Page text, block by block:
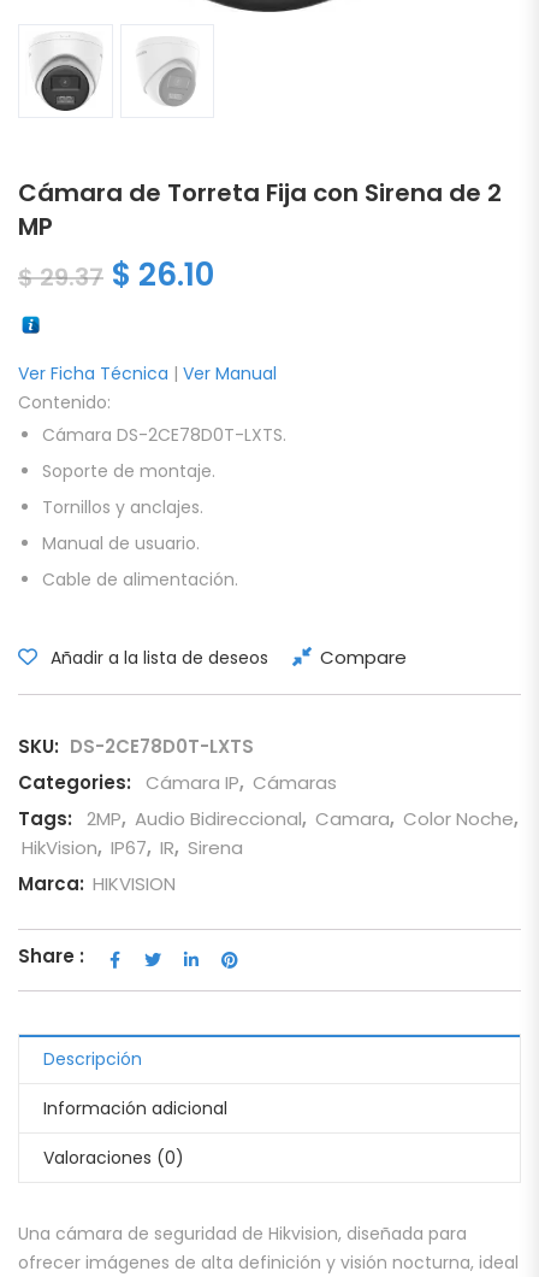
Cámara de Torreta Fija con Sirena de 2
MP
$29.37 El precio original era: $
$ 26.10
Ver Ficha Técnica | Ver Manual
Contenido:
Cámara DS-2CE78D0T-LXTS.
Soporte de montaje.
Tornillos y anclajes.
Manual de usuario.
Cable de alimentación.
Añadir a la lista de deseos Compare
SKU: DS-2CE78D0T-LXTS
Categories:
Cámara IP, Cámaras
Tags:
2MP, Audio Bidireccional, Camara, Color Noche,
HikVision, IP67, IR, Sirena
Marca: HIKVISION
Share :
Descripción
Información adicional
Valoraciones (0)
Una cámara de seguridad de Hikvision, diseñada para
ofrecer imágenes de alta definición y visión nocturna, ideal